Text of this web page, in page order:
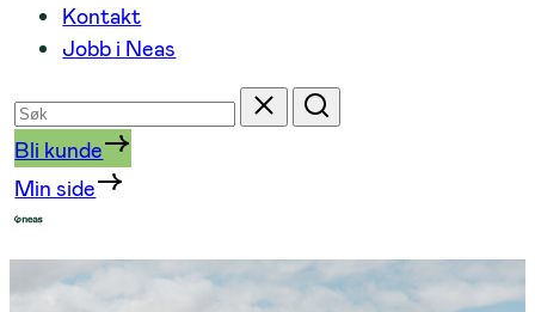
Kontakt
Jobb i Neas
Søk
etter
Tilbakestill
Søk
Bli kunde
Min side